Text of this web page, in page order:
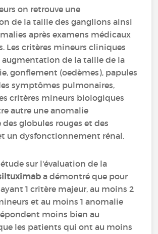
on retrouve une
de la taille des ganglions ainsi
après examens médicaux
Les critères mineurs cliniques
augmentation de la taille de la
gonflement (oedèmes), papules
symptômes pulmonaires,
critères mineurs biologiques
autre une anomalie
globules rouges et des
un dysfonctionnement rénal.
sur l'évaluation de la
a démontré que pour
1 critère majeur, au moins 2
et au moins 1 anomalie
moins bien au
les patients qui ont au moins